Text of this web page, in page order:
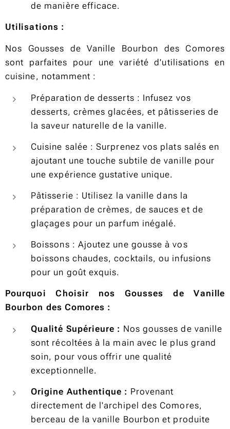
de manière efficace.
Utilisations :
Nos Gousses de Vanille Bourbon des Comores
sont parfaites pour une variété d'utilisations en
cuisine, notamment :
Préparation de desserts : Infusez vos
desserts, crèmes glacées, et pâtisseries de
la saveur naturelle de la vanille.
Cuisine salée : Surprenez vos plats salés en
ajoutant une touche subtile de vanille pour
une expérience gustative unique.
Pâtisserie : Utilisez la vanille dans la
préparation de crèmes, de sauces et de
glaçages pour un parfum inégalé.
Boissons : Ajoutez une gousse à vos
boissons chaudes, cocktails, ou infusions
pour un goût exquis.
Pourquoi Choisir nos Gousses de Vanille
Bourbon des Comores :
Qualité Supérieure : Nos gousses de vanille
sont récoltées à la main avec le plus grand
soin, pour vous offrir une qualité
exceptionnelle.
Origine Authentique : Provenant
directement de l'archipel des Comores,
berceau de la vanille Bourbon et produite